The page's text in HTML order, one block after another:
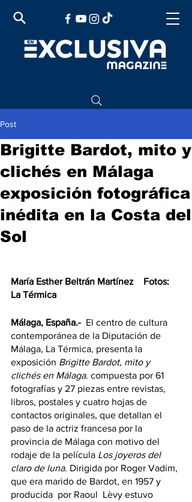
Post
Brigitte Bardot, mito y
clichés en Málaga
exposición fotográfica
inédita en la Costa del
Sol
María Esther Beltrán Martínez    Fotos:
La Térmica
Málaga, España.- El centro de cultura
contemporánea de la Diputación de
Málaga, La Térmica, presenta la
exposición Brigitte Bardot, mito y
clichés en Málaga. compuesta por 61
fotografías y 27 piezas entre revistas,
libros, postales y cuatro hojas de
contactos originales, que detallan el
paso de la actriz francesa por la
provincia de Málaga con motivo del
rodaje de la película Los joyeros del
claro de luna. Dirigida por Roger Vadim,
que era marido de Bardot, en 1957 y
producida  por Raoul  Lèvy estuvo